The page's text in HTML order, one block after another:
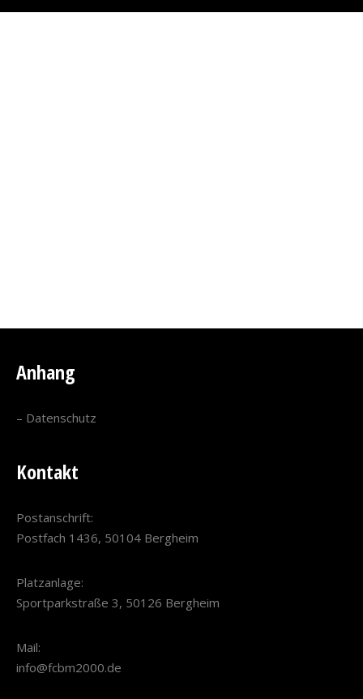
Anhang
– Datenschutz
Kontakt
Postanschrift:
Postfach 1436, 50104 Bergheim
Platzanlage:
Sportparkstraße 3, 50126 Bergheim
Mail:
info@fcbm2000.de